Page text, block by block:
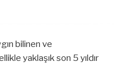
bilinen ve
yaklaşık son 5 yıldır